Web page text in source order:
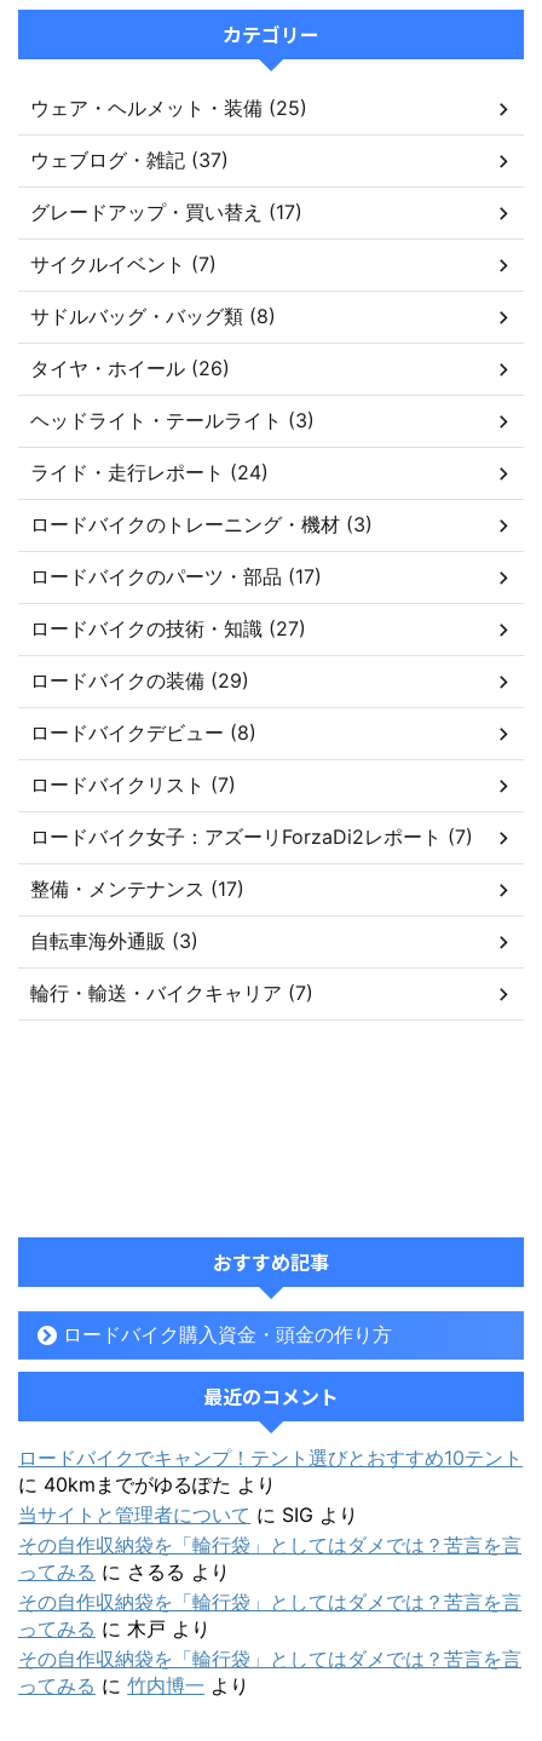
カテゴリー
ウェア・ヘルメット・装備 (25)
ウェブログ・雑記 (37)
グレードアップ・買い替え (17)
サイクルイベント (7)
サドルバッグ・バッグ類 (8)
タイヤ・ホイール (26)
ヘッドライト・テールライト (3)
ライド・走行レポート (24)
ロードバイクのトレーニング・機材 (3)
ロードバイクのパーツ・部品 (17)
ロードバイクの技術・知識 (27)
ロードバイクの装備 (29)
ロードバイクデビュー (8)
ロードバイクリスト (7)
ロードバイク女子：アズーリForzaDi2レポート (7)
整備・メンテナンス (17)
自転車海外通販 (3)
輪行・輸送・バイクキャリア (7)
おすすめ記事
ロードバイク購入資金・頭金の作り方
最近のコメント
ロードバイクでキャンプ！テント選びとおすすめ10テント
に 40kmまでがゆるぽた より
当サイトと管理者について に SIG より
その自作収納袋を「輪行袋」としてはダメでは？苦言を言
ってみる に さるる より
その自作収納袋を「輪行袋」としてはダメでは？苦言を言
ってみる に 木戸 より
その自作収納袋を「輪行袋」としてはダメでは？苦言を言
ってみる に 竹内博一 より